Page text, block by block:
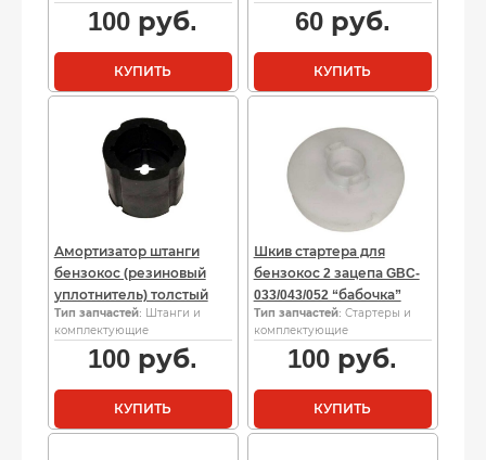
100 руб.
КУПИТЬ
60руб.
КУПИТЬ
Амортизатор штанги
бензокос (резиновый
уплотнитель) толстый
Тип запчастей: Штанги и
комплектующие
100 руб.
КУПИТЬ
Шкив стартера для
бензокос 2 зацепа GBC-
033/043/052 “бабочка”
Тип запчастей: Стартеры и
комплектующие
100 руб.
КУПИТЬ